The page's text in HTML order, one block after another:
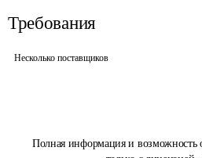
Полная информация и возможность
Требования
Несколько поставщиков